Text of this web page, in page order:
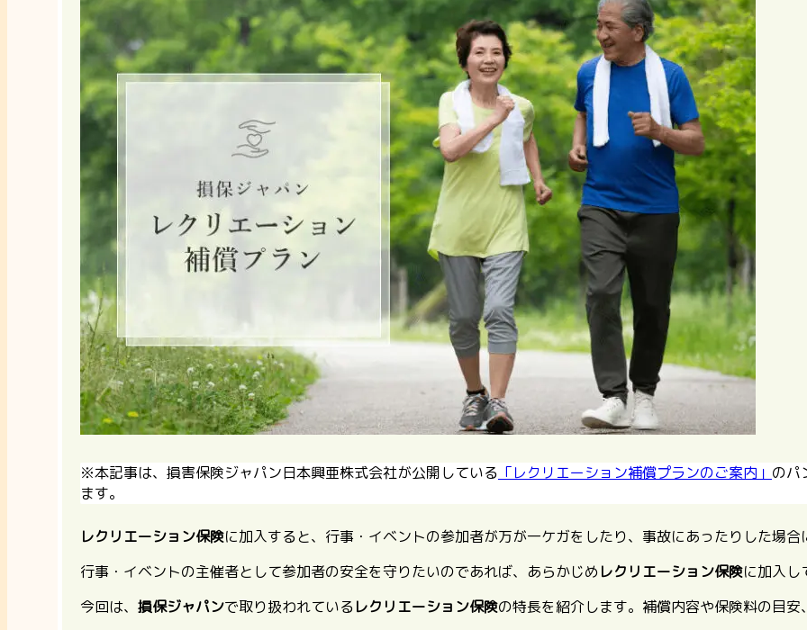
※本記事は、損害保険ジャパン日本興亜株式会社が公開している 「レクリエーション補償プランのご案内」 のパ
ます。
レクリエーション保険に加入すると、行事・イベントの参加者が万が一ケガをしたり、事故にあったりした場合
行事・イベントの主催者として参加者の安全を守りたいのであれば、あらかじめレクリエーション保険に加入し
今回は、 損保ジャパンで取り扱われているレクリエーション保険の特長を紹介します。補償内容や保険料の目安